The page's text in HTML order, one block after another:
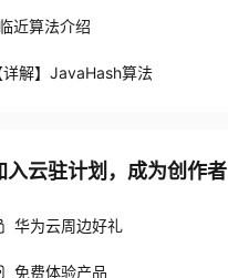
近算法介绍
详解】JavaHash算法
入云驻计划，成为创作者
华为云周边好礼
免费体验产品